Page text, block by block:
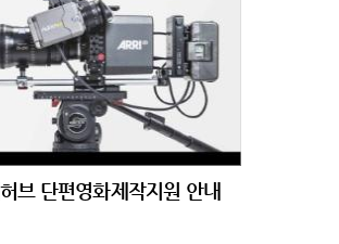
브 단편영화제작지원 안내